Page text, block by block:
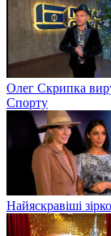
Олег Скрипка
Спорту
Найяскравіші